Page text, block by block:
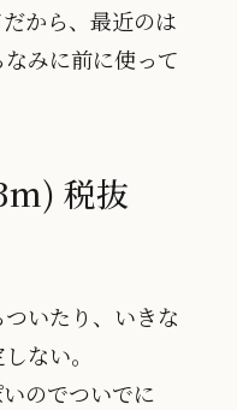
から、最近のは
みに前に使って
税抜
いたり、いきな
ない。
のでついでに